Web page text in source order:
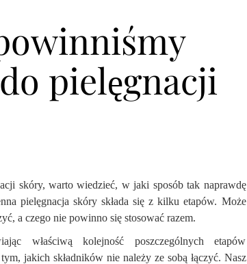
pielęgnacji
skóry, warto wiedzieć, w jaki sposób tak naprawdę
pielęgnacja skóry składa się z kilku etapów. Może
a czego nie powinno się stosować razem.
właściwą kolejność poszczególnych etapów
jakich składników nie należy ze sobą łączyć. Nasz